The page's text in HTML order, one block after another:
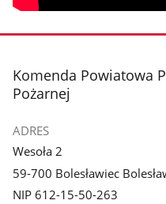
stopka
Komenda Powiatowa
Pożarnej
ADRES
Wesoła 2
59-700 Bolesławiec
NIP 612-15-50-263